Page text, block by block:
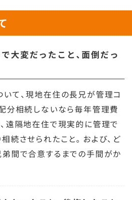
大変だったこと、面倒だっ
て、現地在住の長兄が管理コ
分相続しないなら毎年管理費
遠隔地在住で現実的に管理で
続させられたこと。および、ど
間で合意するまでの手間がか